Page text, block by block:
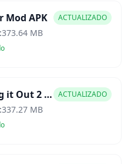
Mod APK ACTUALIZADO
373.64 MB
Slugterra: Slug it Out 2 Mod APK ACTUALIZADO
337.27 MB